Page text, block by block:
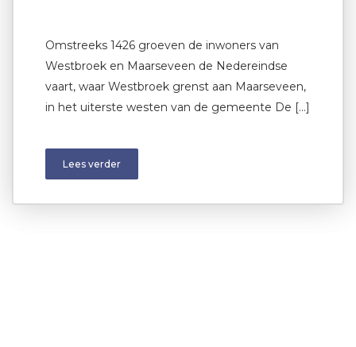
Omstreeks 1426 groeven de inwoners van
Westbroek en Maarseveen de Nedereindse
vaart, waar Westbroek grenst aan Maarseveen,
in het uiterste westen van de gemeente De […]
Lees verder